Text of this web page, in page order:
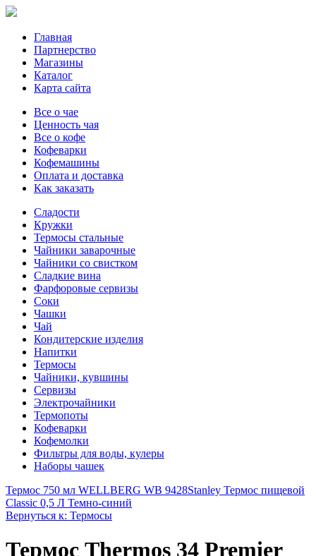
Главная
Партнерство
Магазины
Каталог
Карта сайта
Все о чае
Ценность чая
Все о кофе
Кофеварки
Кофемашины
Оплата и доставка
Как заказать
Сладости
Кружки
Термосы стальные
Чайники заварочные
Чайники со свистком
Сладкие вина
Фарфоровые сервизы
Соки
Чашки
Чай
Кондитерские изделия
Напитки
Термосы
Чайники, кувшины
Сервизы
Электрочайники
Термопоты
Кофеварки
Кофемолки
Фильтры для воды, кулеры
Наборы чашек
Термос 750 мл WELLBERG WB 9428Stanley Термос пищевой
Classic 0,5 Л Темно-синий
Вернуться к: Термосы
Термос Thermos 34 Premier